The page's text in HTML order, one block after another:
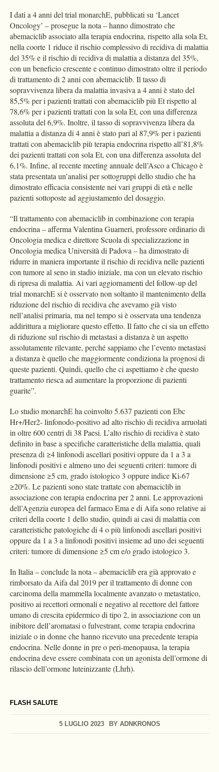
FLASH SALUTE
5 LUGLIO 2023 BY ADNKRONOS
I dati a 4 anni del trial monarchE, pubblicati su ‘Lancet
Oncology’ – prosegue la nota – hanno dimostrato che
abemaciclib associato alla terapia endocrina, rispetto alla sola Et,
nella coorte 1 riduce il rischio complessivo di recidiva di malattia
del 35% e il rischio di recidiva di malattia a distanza del 35%,
con un beneficio crescente e continuo dimostrato oltre il periodo
di trattamento di 2 anni con abemaciclib. Il tasso di
sopravvivenza libera da malattia invasiva a 4 anni è stato del
85,5% per i pazienti trattati con abemaciclib più Et rispetto al
78,6% per i pazienti trattati con la sola Et, con una differenza
assoluta del 6,9%. Inoltre, il tasso di sopravvivenza libera da
malattia a distanza di 4 anni è stato pari al 87,9% per i pazienti
trattati con abemaciclib più terapia endocrina rispetto all’81,8%
dei pazienti trattati con sola Et, con una differenza assoluta del
6,1%. Infine, al recente meeting annuale dell’Asco a Chicago è
stata presentata un’analisi per sottogruppi dello studio che ha
dimostrato efficacia consistente nei vari gruppi di età e nelle
pazienti sottoposte ad aggiustamento del dosaggio.
“Il trattamento con abemaciclib in combinazione con terapia
endocrina – afferma Valentina Guarneri, professore ordinario di
Oncologia medica e direttore Scuola di specializzazione in
Oncologia medica Università di Padova – ha dimostrato di
ridurre in maniera importante il rischio di recidiva nelle pazienti
con tumore al seno in stadio iniziale, ma con un elevato rischio
di ripresa di malattia. Ai vari aggiornamenti del follow-up del
trial monarchE si è osservato non soltanto il mantenimento della
riduzione del rischio di recidiva che avevamo già visto
nell’analisi primaria, ma nel tempo si è osservata una tendenza
addirittura a migliorare questo effetto. Il fatto che ci sia un effetto
di riduzione sul rischio di metastasi a distanza è un aspetto
assolutamente rilevante, perché sappiamo che l’evento metastasi
a distanza è quello che maggiormente condiziona la prognosi di
queste pazienti. Quindi, quello che ci aspettiamo è che questo
trattamento riesca ad aumentare la proporzione di pazienti
guarite”.
Lo studio monarchE ha coinvolto 5.637 pazienti con Ebc
Hr+/Her2- linfonodo-positivo ad alto rischio di recidiva arruolati
in oltre 600 centri di 38 Paesi. L’alto rischio di recidiva è stato
definito in base a specifiche caratteristiche della malattia, quali
presenza di ≥4 linfonodi ascellari positivi oppure da 1 a 3 a
linfonodi positivi e almeno uno dei seguenti criteri: tumore di
dimensione ≥5 cm, grado istologico 3 oppure indice Ki-67
≥20%. Le pazienti sono state trattate con abemaciclib in
associazione con terapia endocrina per 2 anni. Le approvazioni
dell’Agenzia europea del farmaco Ema e di Aifa sono relative ai
criteri della coorte 1 dello studio, quindi ai casi di malattia con
caratteristiche patologiche di 4 o più linfonodi ascellari positivi
oppure da 1 a 3 a linfonodi positivi insieme ad uno dei seguenti
criteri: tumore di dimensione ≥5 cm e/o grado istologico 3.
In Italia – conclude la nota – abemaciclib era già approvato e
rimborsato da Aifa dal 2019 per il trattamento di donne con
carcinoma della mammella localmente avanzato o metastatico,
positivo ai recettori ormonali e negativo al recettore del fattore
umano di crescita epidermico di tipo 2, in associazione con un
inibitore dell’aromatasi o fulvestrant, come terapia endocrina
iniziale o in donne che hanno ricevuto una precedente terapia
endocrina. Nelle donne in pre o peri-menopausa, la terapia
endocrina deve essere combinata con un agonista dell’ormone di
rilascio dell’ormone luteinizzante (Lhrh).